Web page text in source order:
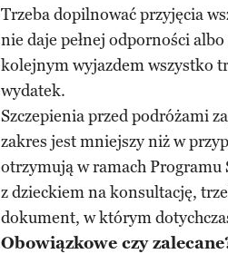
Trzeba dopilnować przyjęcia
nie daje pełnej odporności
kolejnym wyjazdem wszystko
wydatek.
Szczepienia przed podróżami
zakres jest mniejszy niż w
otrzymują w ramach Programu
z dzieckiem na konsultację,
dokument, w którym
Obowiązkowe czy